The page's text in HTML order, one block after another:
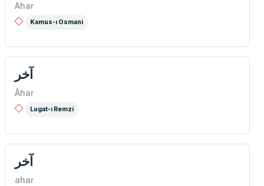
Ahar
Kamus-ı Osmani
آخر
Âhar
Lugat-ı Remzi
آخر
ahar